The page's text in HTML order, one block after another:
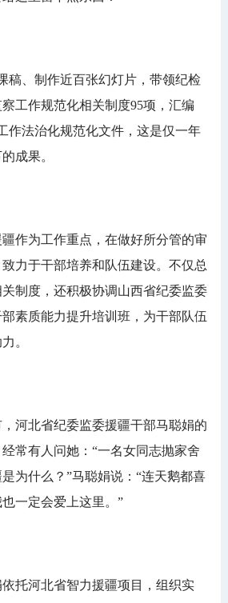
、制作近百张幻灯片，带领纪检
工作规范化相关制度95项，汇编
作法治化规范化文件，这是仅一年
成果。
为工作重点，在做好所分管的审
力于干部培养和队伍建设。不仅总
制度，还积极协调山西省纪委监委
素质能力提升培训班，为干部队伍
。
北省纪委监委援疆干部马聪娟的
常有人问她：“一名女同志抛家舍
为什么？”马聪娟说：“连天鹅都喜
一定会爱上这里。”
河北省智力援疆项目，组织实